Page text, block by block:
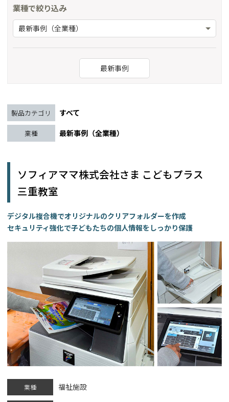
業種で絞り込み
最新事例（全業種）
最新事例
製品カテゴリ すべて
業種 最新事例（全業種）
ソフィアママ株式会社さま こどもプラス
三重教室
デジタル複合機でオリジナルのクリアフォルダーを作成
セキュリティ強化で子どもたちの個人情報をしっかり保護
業種 福祉施設